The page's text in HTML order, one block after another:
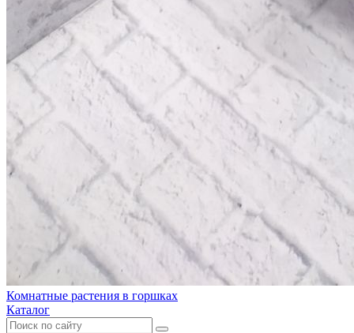
Комнатные растения в горшках
Каталог